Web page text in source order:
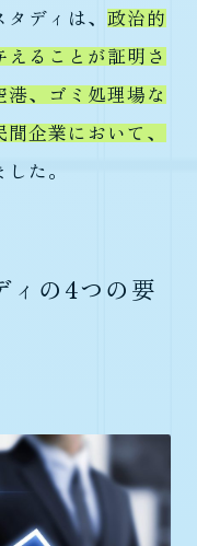
ディは、 政治的
えることが証明さ
、ゴミ処理場な
企業において、
た。
ィの4つの要